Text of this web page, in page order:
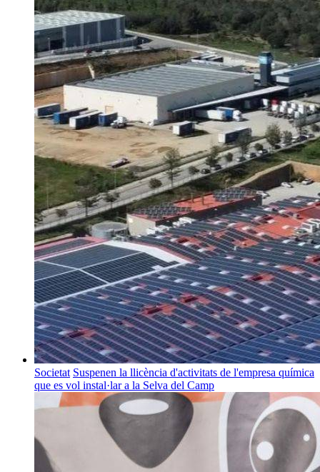
Societat Suspenen la llicència d'activitats de l'empresa química
que es vol instal·lar a la Selva del Camp